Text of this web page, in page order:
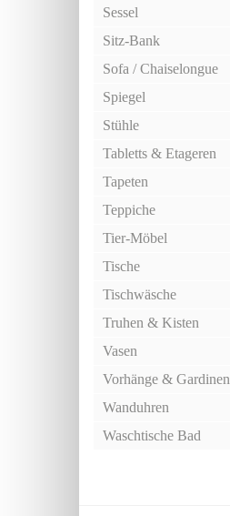
Sessel
Sitz-Bank
Sofa / Chaiselongue
Spiegel
Stühle
Tabletts & Etageren
Tapeten
Teppiche
Tier-Möbel
Tische
Tischwäsche
Truhen & Kisten
Vasen
Vorhänge & Gardinen
Wanduhren
Waschtische Bad